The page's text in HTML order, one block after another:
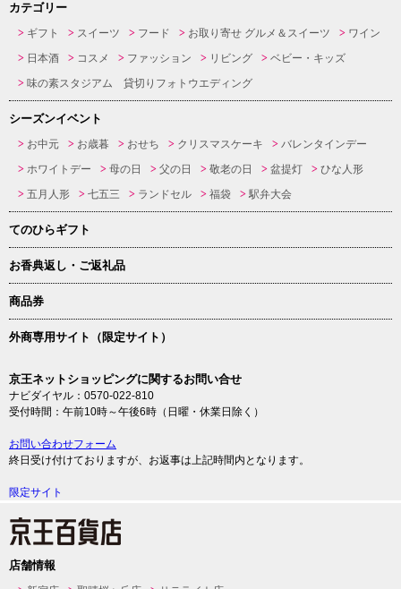
カテゴリー
ギフト スイーツ フード お取り寄せ グルメ＆スイーツ
ワイン
日本酒
コスメ ファッション リビング
ベビー・キッズ
味の素スタジアム 貸切りフォトウエディング
シーズンイベント
お中元 お歳暮 おせち クリスマスケーキ
バレンタインデー
ホワイトデー
母の日 父の日 敬老の日 盆提灯
ひな人形
五月人形
七五三 ランドセル 福袋 駅弁大会
てのひらギフト
お香典返し・ご返礼品
商品券
外商専用サイト（限定サイト）
京王ネットショッピングに関するお問い合せ
ナビダイヤル：0570-022-810
受付時間：午前10時～午後6時（日曜・休業日除く）
お問い合わせフォーム
終日受け付けておりますが、お返事は上記時間内となります。
限定サイト
店舗情報